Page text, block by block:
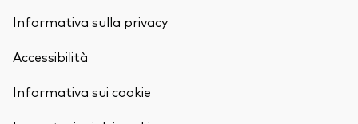
Informativa sulla privacy
Accessibilità
Informativa sui cookie